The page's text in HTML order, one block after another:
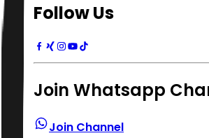
Follow Us
Join Whatsapp
Join Channel